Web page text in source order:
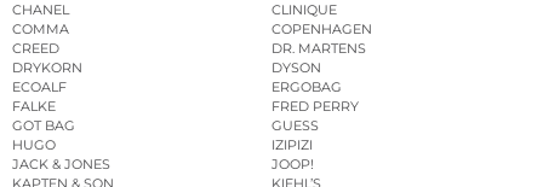
CHANEL
CLINIQUE
COMMA
COPENHAGEN
CREED
DR. MARTENS
DRYKORN
DYSON
ECOALF
ERGOBAG
FALKE
FRED PERRY
GOT BAG
GUESS
HUGO
IZIPIZI
JACK & JONES
JOOP!
KAPTEN & SON
KIEHL’S